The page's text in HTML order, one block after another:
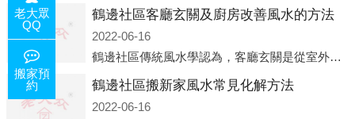
鶴邊社區客廳玄關及廚房改善風水的方法
2022-06-16
鶴邊社區傳統風水學認為，客廳玄關是從室外進入客廳的必經之路，是進入客廳的緩沖區。它讓進入者靜氣斂神，同時也是引氣入室的必經之道。客廳的玄關除了有防泄、遮掩的風水作用之外，并且還有家居裝飾上的美化作用，因此它設
鶴邊社區搬新家風水常見化解方法
2022-06-16
老大眾
QQ
搬家預
約